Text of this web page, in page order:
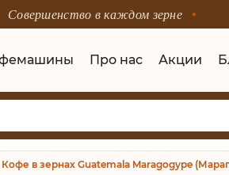
Совершенство в каждом зерне
Про нас Акции
Кофе в зернах Guatemala Maragogype